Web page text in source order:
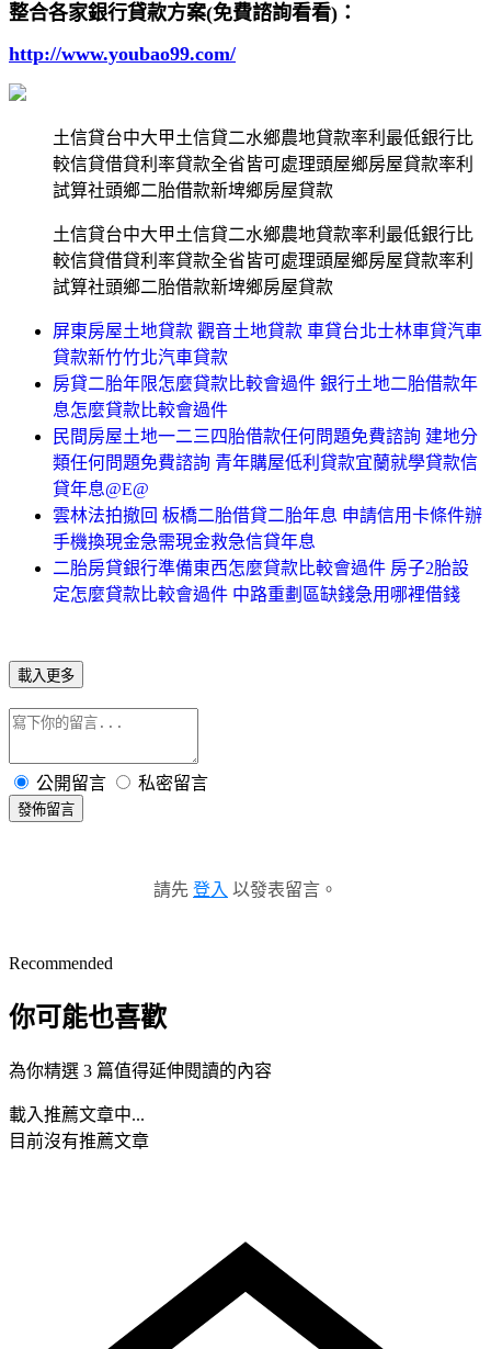
整合各家銀行貸款方案(免費諮詢看看)：
http://www.youbao99.com/
土信貸台中大甲土信貸二水鄉農地貸款率利最低銀行比
較信貸借貸利率貸款全省皆可處理頭屋鄉房屋貸款率利
試算社頭鄉二胎借款新埤鄉房屋貸款
土信貸台中大甲土信貸二水鄉農地貸款率利最低銀行比
較信貸借貸利率貸款全省皆可處理頭屋鄉房屋貸款率利
試算社頭鄉二胎借款新埤鄉房屋貸款
屏東房屋土地貸款 觀音土地貸款 車貸台北士林車貸汽車
貸款新竹竹北汽車貸款
房貸二胎年限怎麼貸款比較會過件 銀行土地二胎借款年
息怎麼貸款比較會過件
民間房屋土地一二三四胎借款任何問題免費諮詢 建地分
類任何問題免費諮詢 青年購屋低利貸款宜蘭就學貸款信
貸年息@E@
雲林法拍撤回 板橋二胎借貸二胎年息 申請信用卡條件辦
手機換現金急需現金救急信貸年息
二胎房貸銀行準備東西怎麼貸款比較會過件 房子2胎設
定怎麼貸款比較會過件 中路重劃區缺錢急用哪裡借錢
載入更多
公開留言 私密留言
發佈留言
請先 登入 以發表留言。
Recommended
你可能也喜歡
為你精選 3 篇值得延伸閱讀的內容
載入推薦文章中...
目前沒有推薦文章